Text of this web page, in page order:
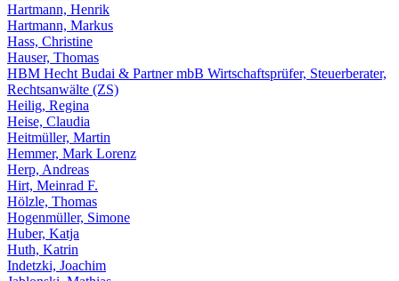
Hartmann, Henrik
Hartmann, Markus
Hass, Christine
Hauser, Thomas
HBM Hecht Budai & Partner mbB Wirtschaftsprüfer, Steuerberater,
Rechtsanwälte (ZS)
Heilig, Regina
Heise, Claudia
Heitmüller, Martin
Hemmer, Mark Lorenz
Herp, Andreas
Hirt, Meinrad F.
Hölzle, Thomas
Hogenmüller, Simone
Huber, Katja
Huth, Katrin
Indetzki, Joachim